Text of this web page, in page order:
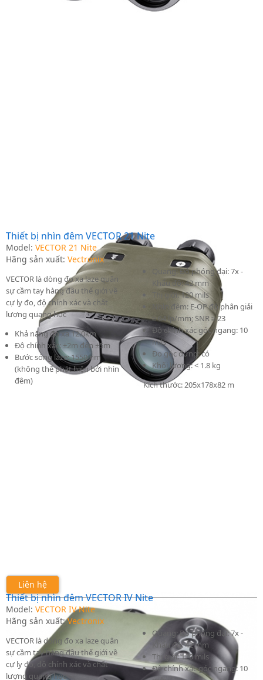
Thiết bị nhìn đêm VECTOR 21 Nite
Model: VECTOR 21 Nite
Hãng sản xuất: Vectronix
VECTOR là dòng đo xa laze quân
sự cầm tay hàng đầu thế giới về
cự ly đo, độ chính xác và chất
lượng quang học
Khả năng đo xa 12.0km
Độ chính xác: ±2m đến ±5m
Bước sóng laze: 1550 nm
(không thể phát hiện bởi nhìn
đêm)
Quang: Độ phóng đại: 7x -
Khẩu độ: 42 mm
Thị giới: 120 mils
Nhìn đêm: E-OP độ phân giải
≥ 64 lp/mm; SNR ≥ 23
Độ chính xác góc ngang: 10
mils
Đo góc đứng: có
Khối lượng: < 1.8 kg
Kích thước: 205x178x82 m
Liên hệ
Thiết bị nhìn đêm VECTOR IV Nite
Model: VECTOR IV Nite
Hãng sản xuất:Vectronix
VECTOR là dòng đo xa laze quân
sự cầm tay hàng đầu thế giới về
cự ly đo, độ chính xác và chất
lượng quang học
Quang: Độ phóng đại: 7x -
Khẩu độ: 42 mm
Thị giới: 120 mils
Độ chính xác góc ngang: 10